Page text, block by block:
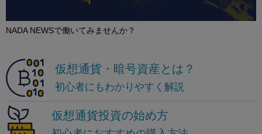
NADA NEWSで働いてみませんか？